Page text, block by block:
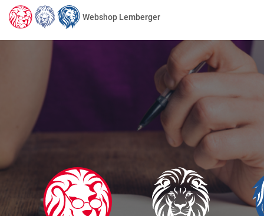
Webshop Lemberger